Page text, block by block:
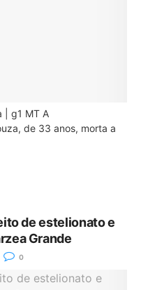
| g1 MT A
de 33 anos, morta a
de estelionato e
Grande
0